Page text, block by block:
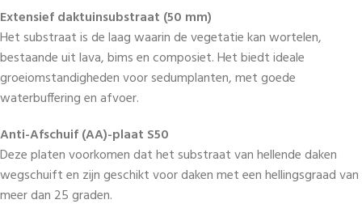
Extensief daktuinsubstraat (50 mm)
Het substraat is de laag waarin de vegetatie kan wortelen,
bestaande uit lava, bims en composiet. Het biedt ideale
groeiomstandigheden voor sedumplanten, met goede
waterbuffering en afvoer.
Anti-Afschuif (AA)-plaat S50
Deze platen voorkomen dat het substraat van hellende daken
wegschuift en zijn geschikt voor daken met een hellingsgraad van
meer dan 25 graden.